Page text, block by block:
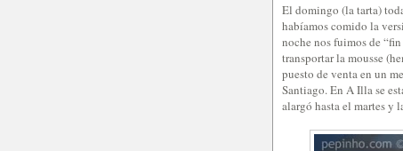
El domingo (la tarta)
habíamos comido la
noche nos fuimos de
transportar la mousse
puesto de venta en un
Santiago. En A Illa se
alargó hasta el martes y